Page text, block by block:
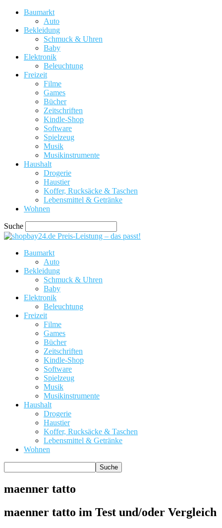
Baumarkt
Auto
Bekleidung
Schmuck & Uhren
Baby
Elektronik
Beleuchtung
Freizeit
Filme
Games
Bücher
Zeitschriften
Kindle-Shop
Software
Spielzeug
Musik
Musikinstrumente
Haushalt
Drogerie
Haustier
Koffer, Rucksäcke & Taschen
Lebensmittel & Getränke
Wohnen
Suche
Preis-Leistung – das passt!
Baumarkt
Auto
Bekleidung
Schmuck & Uhren
Baby
Elektronik
Beleuchtung
Freizeit
Filme
Games
Bücher
Zeitschriften
Kindle-Shop
Software
Spielzeug
Musik
Musikinstrumente
Haushalt
Drogerie
Haustier
Koffer, Rucksäcke & Taschen
Lebensmittel & Getränke
Wohnen
maenner tatto
maenner tatto im Test und/oder Vergleich